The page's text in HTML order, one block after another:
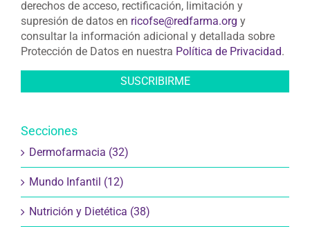
nuevas publicaciones en su Blog. Puede ejercer sus
derechos de acceso, rectificación, limitación y
supresión de datos enricofse@redfarma.orgy
consultar la información adicional y detallada sobre
Protección de Datos en nuestraPolítica de Privacidad.
Secciones
Dermofarmacia (32)
Mundo Infantil (12)